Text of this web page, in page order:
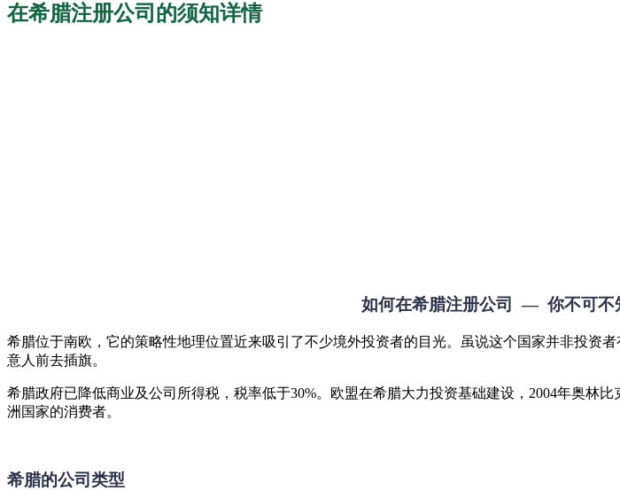
在希腊注册公司的须知详情
如何在希腊注册公司 — 你不可不
希腊位于南欧，它的策略性地理位置近来吸引了不少境外投资者的目光。虽说这个国家并非投资
意人前去插旗。
希腊政府已降低商业及公司所得税，税率低于30%。欧盟在希腊大力投资基础建设，2004年奥林
洲国家的消费者。
希腊的公司类型